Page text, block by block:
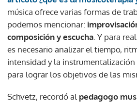
música ofrece varias formas de
podemos mencionar:
composición y escucha . Y para
es necesario analizar el tiempo,
intensidad y la instrumentalización
para lograr los objetivos de las
Schvetz, recordó al pedagogo